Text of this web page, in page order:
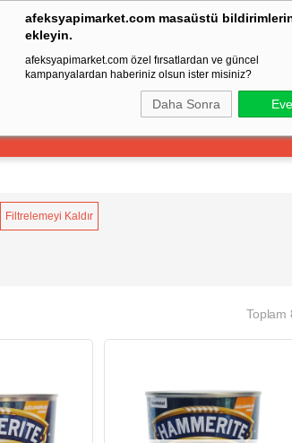
afeksyapimarket.com masaüstü
ekleyin.
afeksyapimarket.com özel fırsatlardan ve güncel
kampanyalardan haberiniz olsun ister misiniz?
Daha Sonra
Filtrelemeyi Kaldır
Toplam